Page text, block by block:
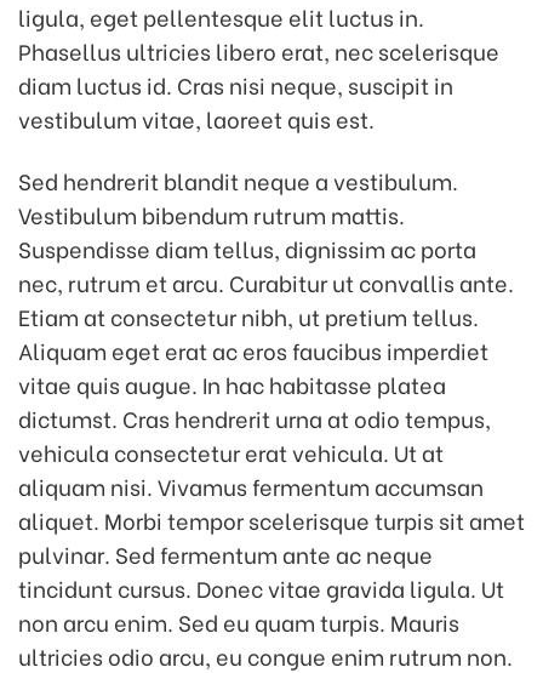
ligula, eget pellentesque elit luctus in.
Phasellus ultricies libero erat, nec scelerisque
diam luctus id. Cras nisi neque, suscipit in
vestibulum vitae, laoreet quis est.
Sed hendrerit blandit neque a vestibulum.
Vestibulum bibendum rutrum mattis.
Suspendisse diam tellus, dignissim ac porta
nec, rutrum et arcu. Curabitur ut convallis ante.
Etiam at consectetur nibh, ut pretium tellus.
Aliquam eget erat ac eros faucibus imperdiet
vitae quis augue. In hac habitasse platea
dictumst. Cras hendrerit urna at odio tempus,
vehicula consectetur erat vehicula. Ut at
aliquam nisi. Vivamus fermentum accumsan
aliquet. Morbi tempor scelerisque turpis sit amet
pulvinar. Sed fermentum ante ac neque
tincidunt cursus. Donec vitae gravida ligula. Ut
non arcu enim. Sed eu quam turpis. Mauris
ultricies odio arcu, eu congue enim rutrum non.